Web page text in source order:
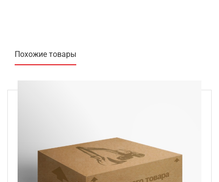
Похожие товары